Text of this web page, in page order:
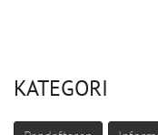
KATEGORI